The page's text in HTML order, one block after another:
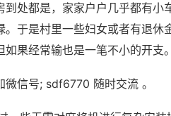
处都是，家家户户几乎都有小
于是村里一些妇女或者有退休
果经常输也是一笔不小的开支。
信号; sdf6770 随时交流 。